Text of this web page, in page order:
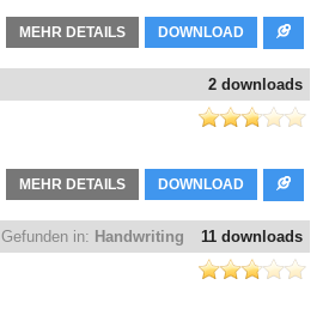
DOWNLOAD
MEHR DETAILS
2 downloads
DOWNLOAD
MEHR DETAILS
11 downloads
Gefunden in: Handwriting